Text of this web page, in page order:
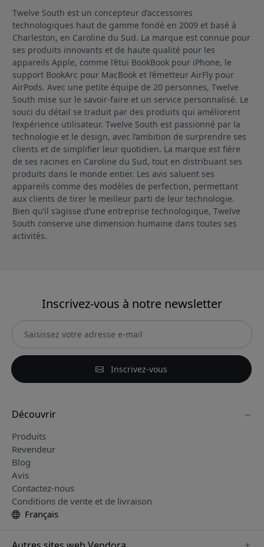
Twelve South est un concepteur d’accessoires
technologiques haut de gamme fondé en 2009 et basé à
Charleston, en Caroline du Sud. La marque est connue pour
ses produits innovants et de haute qualité pour les
appareils Apple, comme l’étui BookBook pour iPhone, le
support BookArc pour MacBook et l’émetteur AirFly pour
AirPods. Avec une petite équipe de 20 personnes, Twelve
South mise sur le savoir-faire et un service personnalisé. Le
souci du détail se traduit par des produits qui améliorent
l’expérience utilisateur. Twelve South est passionné par la
technologie et le design, avec l’ambition de surprendre ses
clients et de simplifier leur quotidien. La marque est fière
de ses racines en Caroline du Sud, tout en distribuant ses
produits dans le monde entier. Les avis saluent ses
appareils comme des modèles de perfection, permettant
aux clients de tirer le meilleur parti de leur technologie.
Bien qu’il s’agisse d’une entreprise technologique, Twelve
South conserve une dimension humaine dans toutes ses
activités.
Inscrivez-vous à notre newsletter
Inscrivez-vous
Découvrir
Produits
Revendeur
Blog
Avis
Contactez-nous
Conditions de vente et de livraison
Français